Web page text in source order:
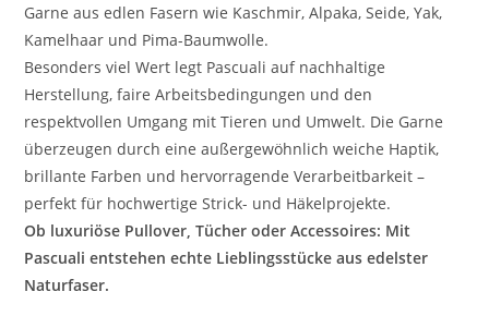
Garne aus edlen Fasern wie Kaschmir, Alpaka, Seide, Yak,
Kamelhaar und Pima-Baumwolle.
Besonders viel Wert legt Pascuali auf nachhaltige
Herstellung, faire Arbeitsbedingungen und den
respektvollen Umgang mit Tieren und Umwelt. Die Garne
überzeugen durch eine außergewöhnlich weiche Haptik,
brillante Farben und hervorragende Verarbeitbarkeit –
perfekt für hochwertige Strick- und Häkelprojekte.
Ob luxuriöse Pullover, Tücher oder Accessoires: Mit
Pascuali entstehen echte Lieblingsstücke aus edelster
Naturfaser.